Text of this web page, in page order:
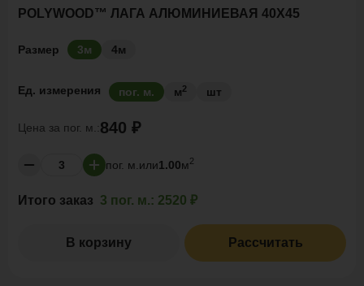
POLYWOOD™ ЛАГА АЛЮМИНИЕВАЯ 40Х45
Размер 3м 4м
Ед. измерения пог. м. м2 шт
Цена за пог. м.:840 ₽
пог. м. или1.00м2
Итого заказ 3 пог. м.: 2520 ₽
В корзину Рассчитать